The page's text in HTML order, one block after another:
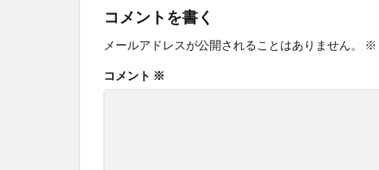
コメントを書く
メールアドレスが公開されることはありません。 ※
コメント ※